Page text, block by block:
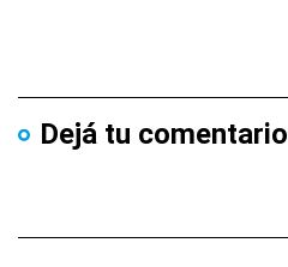
Dejá tu comentario